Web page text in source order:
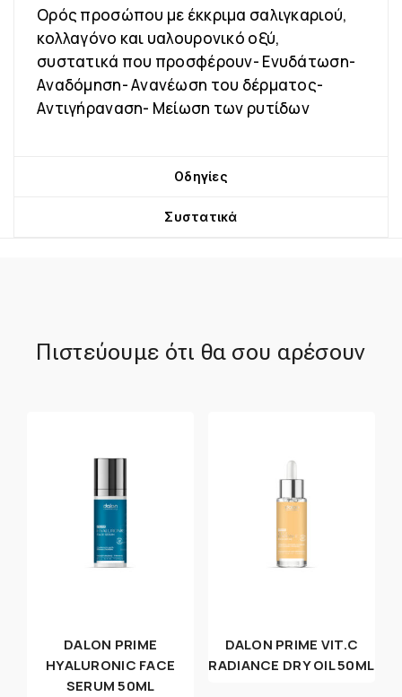
Oρός προσώπου με έκκριμα σαλιγκαριού,
κολλαγόνο και υαλουρονικό οξύ,
συστατικά που προσφέρουν- Ενυδάτωση-
Aναδόμηση- Aνανέωση του δέρματος-
Aντιγήραναση- Μείωση των ρυτίδων
Οδηγίες
Συστατικά
Πιστεύουμε ότι θα σου αρέσουν
DALON PRIME
HYALURONIC FACE
SERUM 50ML
DALON PRIME VIT.C
RADIANCE DRY OIL 50ML